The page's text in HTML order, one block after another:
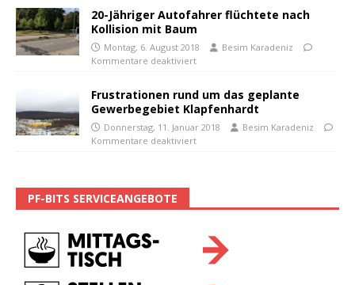
20-Jähriger Autofahrer flüchtete nach
Kollision mit Baum
Montag, 6. August 2018
Besim Karadeniz
Kommentare deaktiviert
Frustrationen rund um das geplante
Gewerbegebiet Klapfenhardt
Donnerstag, 11. Januar 2018
Besim Karadeniz
Kommentare deaktiviert
PF-BITS SERVICEANGEBOTE